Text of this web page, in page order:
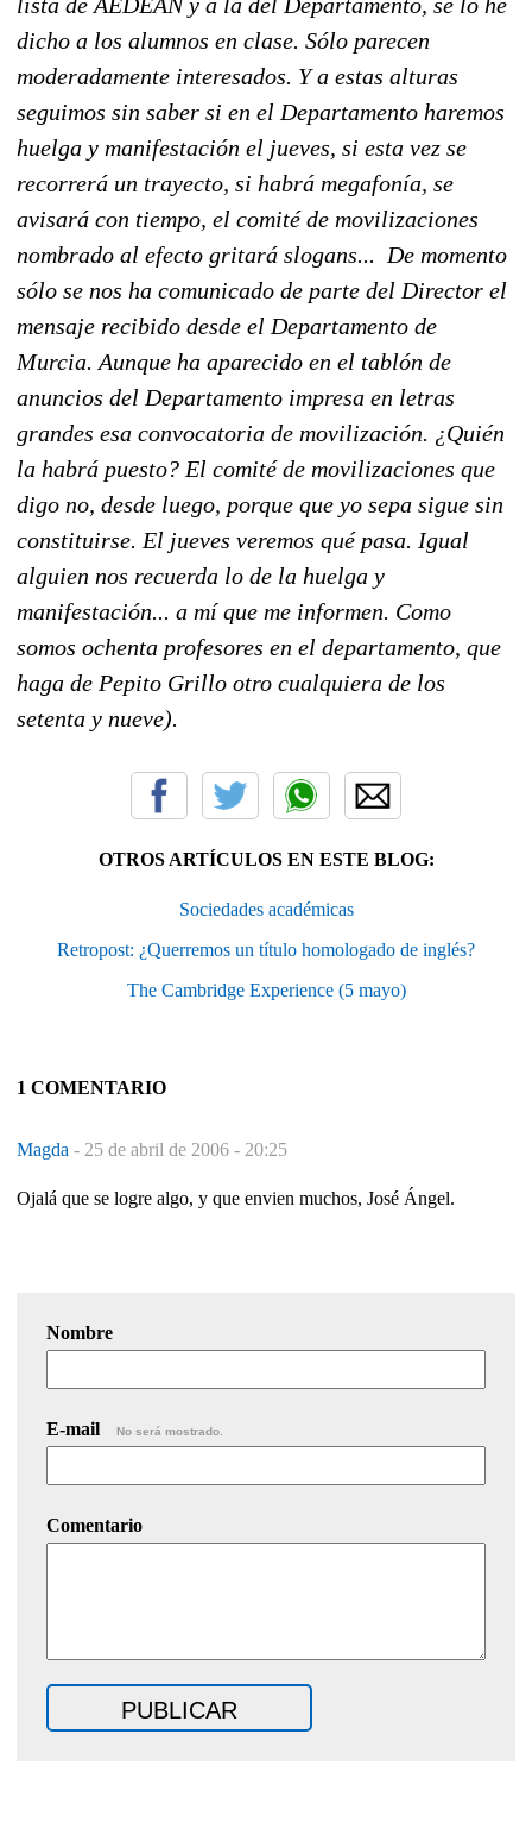
dicho a los alumnos en clase. Sólo parecen
moderadamente interesados. Y a estas alturas
seguimos sin saber si en el Departamento haremos
huelga y manifestación el jueves, si esta vez se
recorrerá un trayecto, si habrá megafonía, se
avisará con tiempo, el comité de movilizaciones
nombrado al efecto gritará slogans... De momento
sólo se nos ha comunicado de parte del Director el
mensaje recibido desde el Departamento de
Murcia. Aunque ha aparecido en el tablón de
anuncios del Departamento impresa en letras
grandes esa convocatoria de movilización. ¿Quién
la habrá puesto? El comité de movilizaciones que
digo no, desde luego, porque que yo sepa sigue sin
constituirse. El jueves veremos qué pasa. Igual
alguien nos recuerda lo de la huelga y
manifestación... a mí que me informen. Como
somos ochenta profesores en el departamento, que
haga de Pepito Grillo otro cualquiera de los
setenta y nueve).
OTROS ARTÍCULOS EN ESTE BLOG:
Sociedades académicas
Retropost: ¿Querremos un título homologado de inglés?
The Cambridge Experience (5 mayo)
1 COMENTARIO
Magda - 25 de abril de 2006 - 20:25
Ojalá que se logre algo, y que envien muchos, José Ángel.
Nombre
E-mail No será mostrado.
Comentario